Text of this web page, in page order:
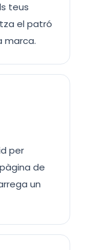
teus
el patró
marca.
per
de
un